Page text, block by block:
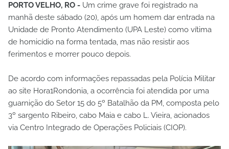
PORTO VELHO, RO - Um crime grave foi registrado na
manhã deste sábado (20), após um homem dar entrada na
Unidade de Pronto Atendimento (UPA Leste) como vítima
de homicídio na forma tentada, mas não resistir aos
ferimentos e morrer pouco depois.
De acordo com informações repassadas pela Polícia Militar
ao site Hora1Rondonia, a ocorrência foi atendida por uma
guarnição do Setor 15 do 5º Batalhão da PM, composta pelo
3º sargento Ribeiro, cabo Maia e cabo L. Vieira, acionados
via Centro Integrado de Operações Policiais (CIOP).